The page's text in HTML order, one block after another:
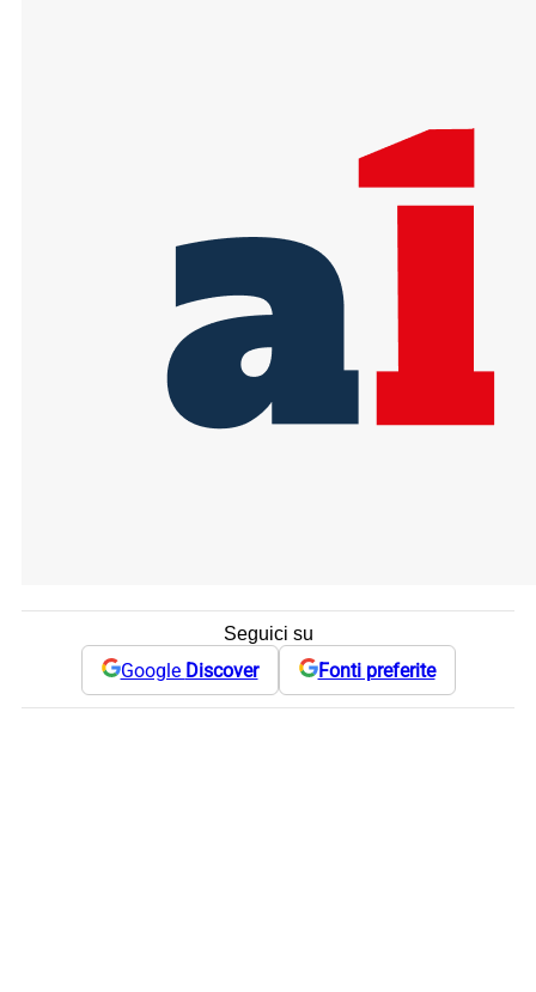
Seguici su
Google Discover Fonti preferite